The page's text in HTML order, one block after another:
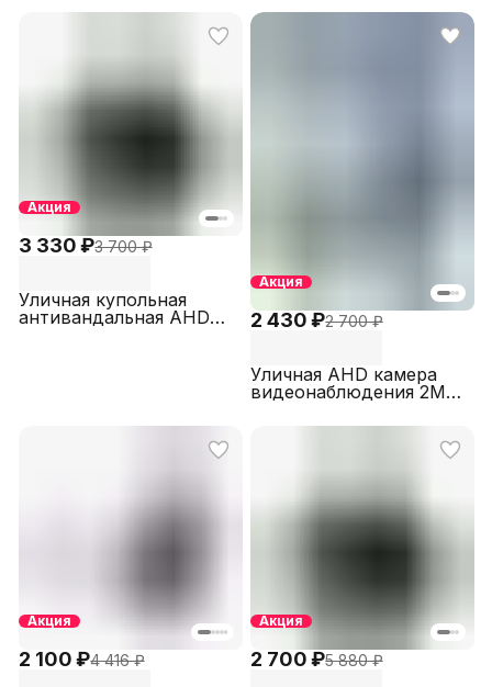
SECTEC ST-
SECTEC ST-AHD485-
2M-DA
Акция
3 330 ₽3 700 ₽
Уличная купольная
антивандальная AHD
Акция
2 430 ₽2 700 ₽
Уличная AHD камера
видеонаблюдения 2МП
SECTEC AHD485A-2M-
Акция
2 100 ₽4 416 ₽
Акция
2 700 ₽5 880 ₽